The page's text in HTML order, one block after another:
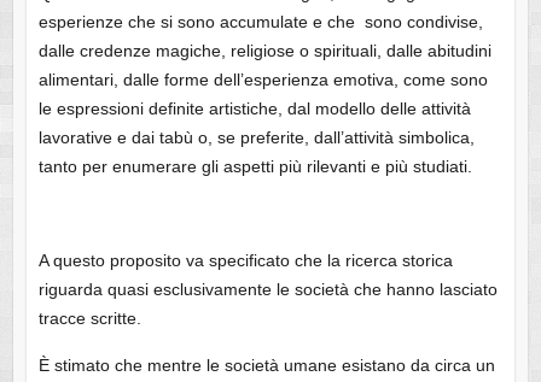
esperienze che si sono accumulate e che sono condivise,
dalle credenze magiche, religiose o spirituali, dalle abitudini
alimentari, dalle forme dell’esperienza emotiva, come sono
le espressioni definite artistiche, dal modello delle attività
lavorative e dai tabù o, se preferite, dall’attività simbolica,
tanto per enumerare gli aspetti più rilevanti e più studiati.
A questo proposito va specificato che la ricerca storica
riguarda quasi esclusivamente le società che hanno lasciato
tracce scritte.
È stimato che mentre le società umane esistano da circa un